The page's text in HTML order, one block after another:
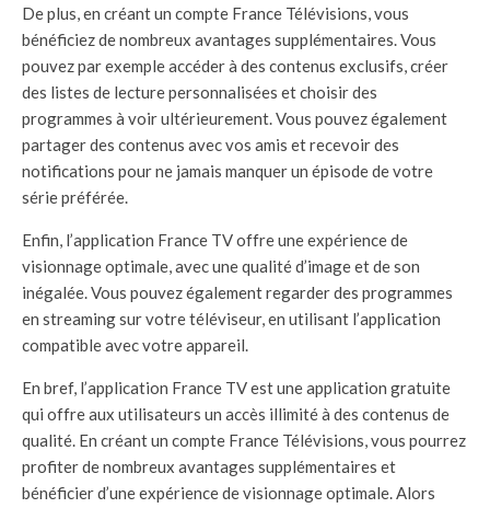
De plus, en créant un compte France Télévisions, vous
bénéficiez de nombreux avantages supplémentaires. Vous
pouvez par exemple accéder à des contenus exclusifs, créer
des listes de lecture personnalisées et choisir des
programmes à voir ultérieurement. Vous pouvez également
partager des contenus avec vos amis et recevoir des
notifications pour ne jamais manquer un épisode de votre
série préférée.
Enfin, l’application France TV offre une expérience de
visionnage optimale, avec une qualité d’image et de son
inégalée. Vous pouvez également regarder des programmes
en streaming sur votre téléviseur, en utilisant l’application
compatible avec votre appareil.
En bref, l’application France TV est une application gratuite
qui offre aux utilisateurs un accès illimité à des contenus de
qualité. En créant un compte France Télévisions, vous pourrez
profiter de nombreux avantages supplémentaires et
bénéficier d’une expérience de visionnage optimale. Alors